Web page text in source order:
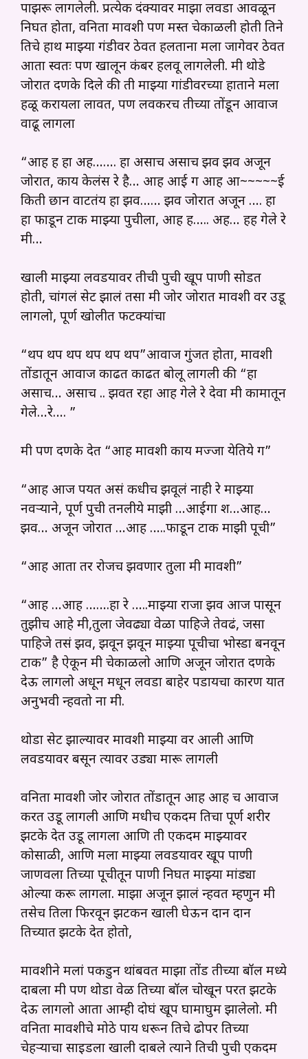
पाझरू लागलेली. प्रत्येक दंक्यावर माझा लवडा आवळून
निघत होता, वनिता मावशी पण मस्त चेकाळली होती तिने
तिचे हाथ माझ्या गंडीवर ठेवत हलताना मला जागेवर ठेवत
आता स्वतः पण खालून कंबर हलवू लागलेली. मी थोडे
जोरात दणके दिले की ती माझ्या गांडीवरच्या हाताने मला
हळू करायला लावत, पण लवकरच तीच्या तोंडून आवाज
वाढू लागला
“आह ह हा अह……. हा असाच असाच झव झव अजून
जोरात, काय केलंस रे है… आह आई ग आह आ~~~~~ई
किती छान वाटतंय हा झव…… झव जोरात अजून …. हा
हा फाडून टाक माझ्या पुचीला, आह ह….. अह… हह गेले रे
मी…
खाली माझ्या लवडयावर तीची पुची खूप पाणी सोडत
होती, चांगलं सेट झालं तसा मी जोर जोरात मावशी वर उडू
लागलो, पूर्ण खोलीत फटक्यांचा
“थप थप थप थप थप थप”आवाज गुंजत होता, मावशी
तोंडातून आवाज काढत काढत बोलू लागली की “हा
असाच… असाच .. झवत रहा आह गेले रे देवा मी कामातून
गेले…रे…. ”
मी पण दणके देत “आह मावशी काय मज्जा येतिये ग”
“आह आज पर्यंत असं कधीच झवूलं नाही रे माझ्या
नवऱ्याने, पूर्ण पुची तनलीये माझी …आईगा श…आह…
झव… अजून जोरात …आह …..फाडून टाक माझी पूची”
“आह आता तर रोजच झवणार तुला मी मावशी”
“आह …आह …….हा रे …..माझ्या राजा झव आज पासून
तुझीच आहे मी,तुला जेवढ्या वेळा पाहिजे तेवढं, जसा
पाहिजे तसं झव, झवून झवून माझ्या पूचीचा भोस्डा बनवून
टाक” है ऐकून मी चेकाळलो आणि अजून जोरात दणके
देऊ लागलो अधून मधून लवडा बाहेर पडायचा कारण यात
अनुभवी न्हवतो ना मी.
थोडा सेट झाल्यावर मावशी माझ्या वर आली आणि
लवडयावर बसून त्यावर उड्या मारू लागली
वनिता मावशी जोर जोरात तोंडातून आह आह च आवाज
करत उडू लागली आणि मधीच एकदम तिचा पूर्ण शरीर
झटके देत उडू लागला आणि ती एकदम माझ्यावर
कोसाळी, आणि मला माझ्या लवडयावर खूप पाणी
जाणवला तिच्या पूचीतून पाणी निघत माझ्या मांड्या
ओल्या करू लागला. माझा अजून झालं न्हवत म्हणुन मी
तसेच तिला फिरवून झटकन खाली घेऊन दान दान
तिच्यात झटके देत होतो,
मावशीने मलां पकडुन थांबवत माझा तोंड तीच्या बॉल मध्ये
दाबला मी पण थोडा वेळ तिच्या बॉल चोखून परत झटके
देऊ लागलो आता आम्ही दोघं खूप घामाघुम झालेलो. मी
वनिता मावशीचे मोठे पाय धरून तिचे ढोपर तिच्या
चेहऱ्याचा साइडला खाली दाबले त्याने तिची पुची एकदम